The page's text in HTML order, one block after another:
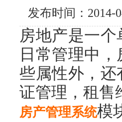
发布时间：2014-
房地产是一
日常管理中
些属性外，还
证管理，租售
房产管理系统模